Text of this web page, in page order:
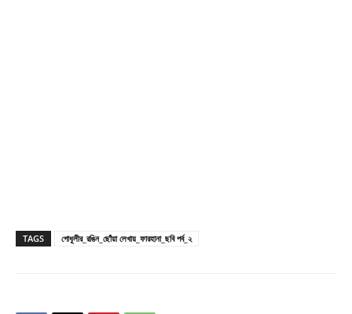
TAGS গোধূলীর_রঙিন_ছোঁয়া লেখায়_ফারহানা_ছবি পর্ব_২